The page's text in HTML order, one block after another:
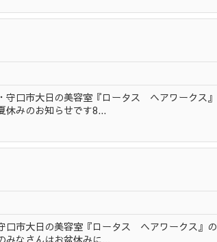
守口市大日の美容室『ロータス ヘアワークス』
休みのお知らせです8...
口市大日の美容室『ロータス ヘアワークス』の
みなさんはお盆休みに...